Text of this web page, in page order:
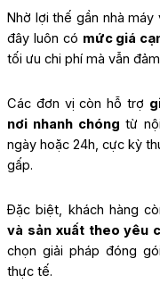
Nhờ lợi thế gần nhà
đây luôn có mức giá
tối ưu chi phí mà vẫn
Các đơn vị còn hỗ trợ
nơi nhanh chóng từ
ngày hoặc 24h, cực kỳ
gấp.
Đặc biệt, khách hàng
và sản xuất theo yêu
chọn giải pháp đóng
thực tế.